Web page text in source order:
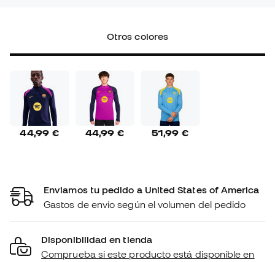
Otros colores
44,99 € 44,99 € 51,99 €
Enviamos tu pedido a United States of America
Gastos de envío según el volumen del pedido
Disponibilidad en tienda
Comprueba si este producto está disponible en